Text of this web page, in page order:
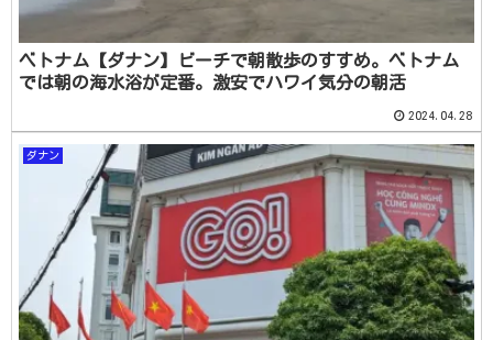
ベトナム【ダナン】ビーチで朝散歩のすすめ。ベトナム
では朝の海水浴が定番。激安でハワイ気分の朝活
2024.04.28
ダナン